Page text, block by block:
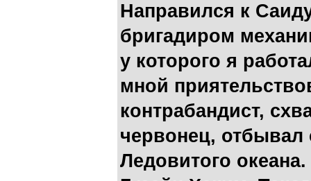
Направился к
бригадиром
у которого я
мной
контрабандист,
червонец, отбывал
Ледовитого